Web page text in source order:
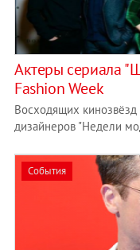
Актеры сериала
Fashion Week
Восходящих кинозвёзд
дизайнеров "Недели
События